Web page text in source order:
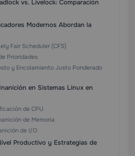
vs. Livelock: Comparación
Modernos Abordan la
Fair Scheduler (CFS)
Prioridades
y Encolamiento Justo Ponderado
en Sistemas Linux en
de CPU
de Memoria
de I/O
Productivo y Estrategias de